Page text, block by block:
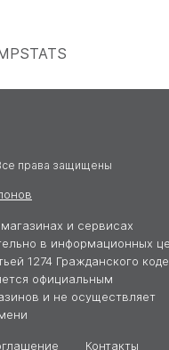
не только ответственной,
права защищены
и сервисах
в информационных
1274 Гражданского
официальным
и не осуществляет
Контакты